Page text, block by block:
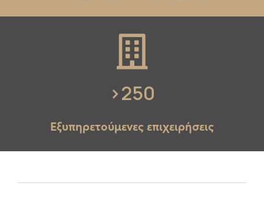
>250
Εξυπηρετούμενες επιχειρήσεις